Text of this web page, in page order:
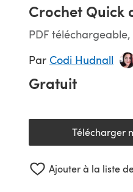
Crochet Quick
PDF
Par Codi Hudnall
Gratuit
Télécharger
Ajouter à la liste